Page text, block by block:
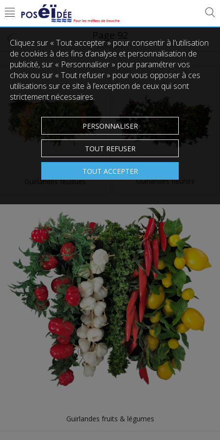
3 produits
Guirlandes feuillues Guirlandes fleuries
Guirlandes fruits & légumes
Cliquez sur « Tout accepter » pour consentir à l'utilisation
de cookies à des fins d’analyse et personnalisation de
publicité, sur « Personnaliser » pour paramétrer vos
choix ou sur « Tout refuser » pour vous opposer à ces
utilisations sur ce site à l’exception de ceux qui sont
strictement nécessaires.
PERSONNALISER
TOUT REFUSER
TOUT ACCEPTER